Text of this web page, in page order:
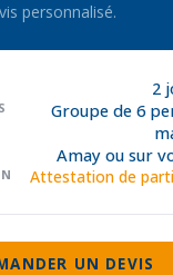
personnalisé.
2
Groupe de 6
Amay ou sur
Attestation de
UN DEVIS